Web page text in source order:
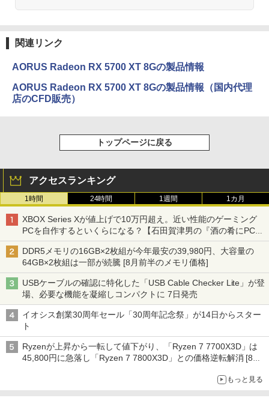
関連リンク
AORUS Radeon RX 5700 XT 8Gの製品情報
AORUS Radeon RX 5700 XT 8Gの製品情報（国内代理
店のCFD販売）
トップページに戻る
アクセスランキング
1時間 24時間 1週間 1カ月
XBOX Series Xが値上げで10万円超え。近い性能のゲーミング
PCを自作するといくらになる？【石田賀津男の『酒の肴にPCゲ
ーム』】
DDR5メモリの16GB×2枚組が今年最安の39,980円、大容量の
64GB×2枚組は一部が続騰 [8月前半のメモリ価格]
USBケーブルの確認に特化した「USB Cable Checker Lite」が登
場、必要な機能を凝縮しコンパクトに 7日発売
イオシス創業30周年セール「30周年記念祭」が14日からスター
ト
Ryzenが上昇から一転して値下がり、「Ryzen 7 7700X3D」は
45,800円に急落し「Ryzen 7 7800X3D」との価格逆転解消 [8月
もっと見る